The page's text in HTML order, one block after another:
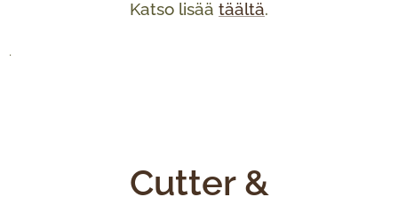
Katso lisää täältä.
.
Cutter &